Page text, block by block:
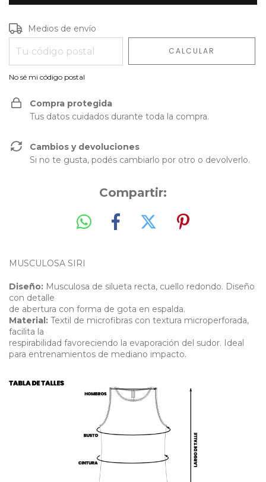
Entregas para el CP:
Medios de envío
CALCULAR
No sé mi código postal
Compra protegida
Tus datos cuidados durante toda la compra.
Cambios y devoluciones
Si no te gusta, podés cambiarlo por otro o devolverlo.
Compartir:
MUSCULOSA SIRI
Diseño: Musculosa de silueta recta, cuello redondo. Diseño
con detalle
de abertura con forma de gota en espalda.
Material: Textil de microfibras con textura microperforada,
facilita la
respirabilidad favoreciendo la evaporación del sudor. Ideal
para entrenamientos de mediano impacto.